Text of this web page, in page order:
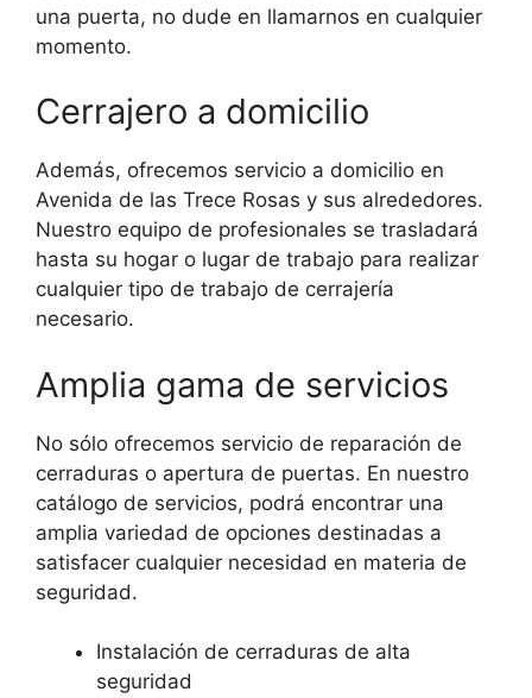
una puerta, no dude en llamarnos en cualquier
momento.
Cerrajero a domicilio
Además, ofrecemos servicio a domicilio en
Avenida de las Trece Rosas y sus alrededores.
Nuestro equipo de profesionales se trasladará
hasta su hogar o lugar de trabajo para realizar
cualquier tipo de trabajo de cerrajería
necesario.
Amplia gama de servicios
No sólo ofrecemos servicio de reparación de
cerraduras o apertura de puertas. En nuestro
catálogo de servicios, podrá encontrar una
amplia variedad de opciones destinadas a
satisfacer cualquier necesidad en materia de
seguridad.
Instalación de cerraduras de alta
seguridad